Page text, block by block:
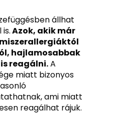
állhat
Azok, akik már
hajlamosabbak
reagálni.A
miatt bizonyos
ami miatt
reagálhat rájuk.